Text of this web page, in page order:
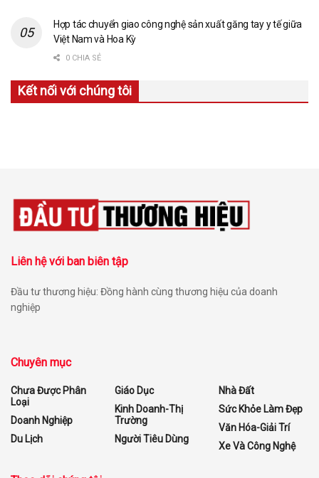
Hợp tác chuyển giao công nghệ sản xuất găng tay y tế giữa
Việt Nam và Hoa Kỳ
0 CHIA SẺ
Kết nối với chúng tôi
Liên hệ với ban biên tập
Đầu tư thương hiệu: Đồng hành cùng thương hiệu của doanh
nghiệp
Chuyên mục
Chưa Được Phân
Loại
Doanh Nghiệp
Du Lịch
Giáo Dục
Kinh Doanh-Thị
Trường
Người Tiêu Dùng
Nhà Đất
Sức Khỏe Làm Đẹp
Văn Hóa-Giải Trí
Xe Và Công Nghệ